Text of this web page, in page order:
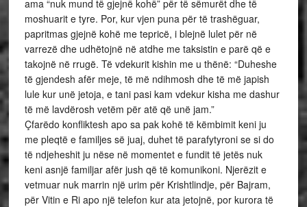
ama “nuk mund të gjejnë kohë” për të sëmurët dhe të
moshuarit e tyre. Por, kur vjen puna për të trashëguar,
papritmas gjejnë kohë me tepricë, i blejnë lulet për në
varrezë dhe udhëtojnë në atdhe me taksistin e parë që e
takojnë në rrugë. Të vdekurit kishin me u thënë: “Duheshe
të gjendesh afër meje, të më ndihmosh dhe të më japish
lule kur unë jetoja, e tani pasi kam vdekur kisha me dashur
të më lavdërosh vetëm për atë që unë jam.”
Çfarëdo konfliktesh apo sa pak kohë të këmbimit keni ju
me pleqtë e familjes së juaj, duhet të parafytyroni se si do
të ndjeheshit ju nëse në momentet e fundit të jetës nuk
keni asnjë familjar afër jush që të komunikoni. Njerëzit e
vetmuar nuk marrin një urim për Krishtlindje, për Bajram,
për Vitin e Ri apo një telefon kur ata jetojnë, por kurora të